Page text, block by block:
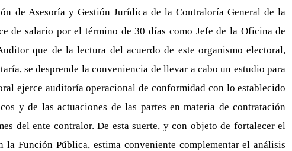
de Asesoría y Gestión Jurídica de la Contraloría General de la
de salario por el término de 30 días como Jefe de la Oficina de
que de la lectura del acuerdo de este organismo electoral,
se desprende la conveniencia de llevar a cabo un estudio para
ejerce auditoría operacional de conformidad con lo establecido
y de las actuaciones de las partes en materia de contratación
del ente contralor. De esta suerte, y con objeto de fortalecer el
Función Pública, estima conveniente complementar el análisis